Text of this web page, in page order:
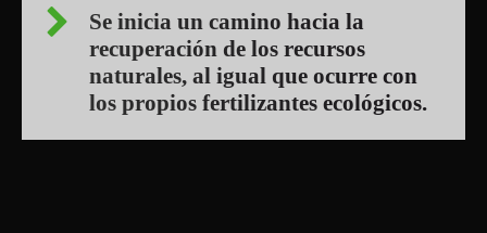
Se inicia un camino hacia la
recuperación de los recursos
naturales, al igual que ocurre con
los propios fertilizantes ecológicos.